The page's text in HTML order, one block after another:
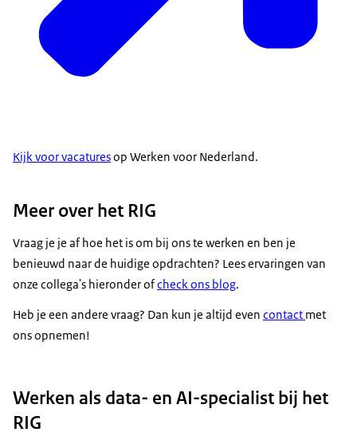
Kijk voor vacaturesop Werken voor Nederland.
Meer over het RIG
Vraag je je af hoe het is om bij ons te werken en ben je
benieuwd naar de huidige opdrachten? Lees ervaringen van
onze collega's hieronder ofcheck ons blog.
Heb je een andere vraag? Dan kun je altijd even contact met
ons opnemen!
Werken als data- en AI-specialist bij het
RIG